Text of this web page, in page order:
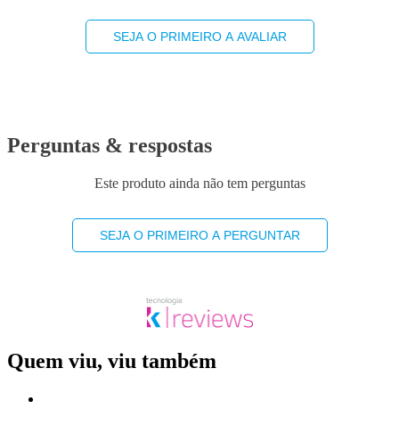
SEJA O PRIMEIRO A AVALIAR
Perguntas & respostas
Este produto ainda não tem perguntas
SEJA O PRIMEIRO A PERGUNTAR
Quem viu, viu também